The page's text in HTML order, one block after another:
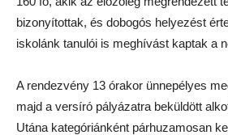
bizonyítottak, és dobogós helyezést
iskolánk tanulói is meghívást kaptak a
A rendezvény 13 órakor ünnepélyes
majd a versíró pályázatra beküldött
Utána kategóriánként párhuzamosan